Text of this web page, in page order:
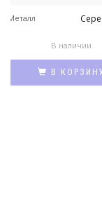
Металл
В наличии
В